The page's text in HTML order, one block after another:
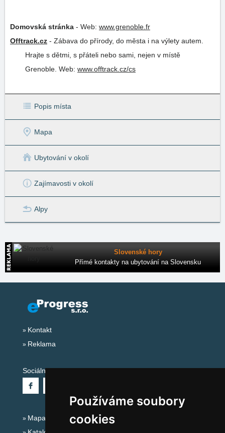
Používáme soubory
cookies
Domovská stránka - Web: www.grenoble.fr
Offtrack.cz - Zábava do přírody, do města i na výlety autem.
Hrajte s dětmi, s přáteli nebo sami, nejen v místě
Grenoble. Web: www.offtrack.cz/cs
Popis místa
Mapa
Ubytování v okolí
Zajímavosti v okolí
Alpy
Slovenské hory
Přímé kontakty na ubytování na Slovensku
Kontakt
Reklama
Sociální sítě:
Mapa serveru Alpy - Francie